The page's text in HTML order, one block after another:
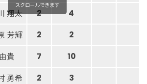
翔太 2 4
芳輝 2 2
貴 7 10
勇希 2 3
スクロールできます